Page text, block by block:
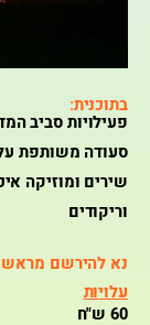
בתוכנית:
פעילויות סביב
סעודה משותפת
שירים ומוזיקה
וריקודים
נא להירשם
עלויות
60 ש"ח